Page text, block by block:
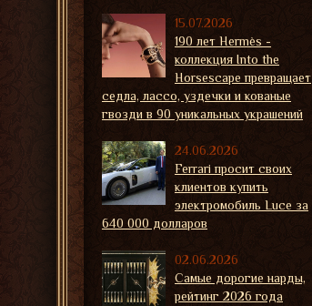
15.07.2026
190 лет Hermès -
коллекция Into the
Horsescape превращает
седла, лассо, уздечки и кованые
гвозди в 90 уникальных украшений
24.06.2026
Ferrari просит своих
клиентов купить
электромобиль Luce за
640 000 долларов
02.06.2026
Самые дорогие нарды,
рейтинг 2026 года